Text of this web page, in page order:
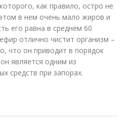
как правило, остро не
в нем очень мало жиров и
его равна в среднем 60
отлично чистит организм –
что он приводит в порядок
является одним из
средств при запорах.